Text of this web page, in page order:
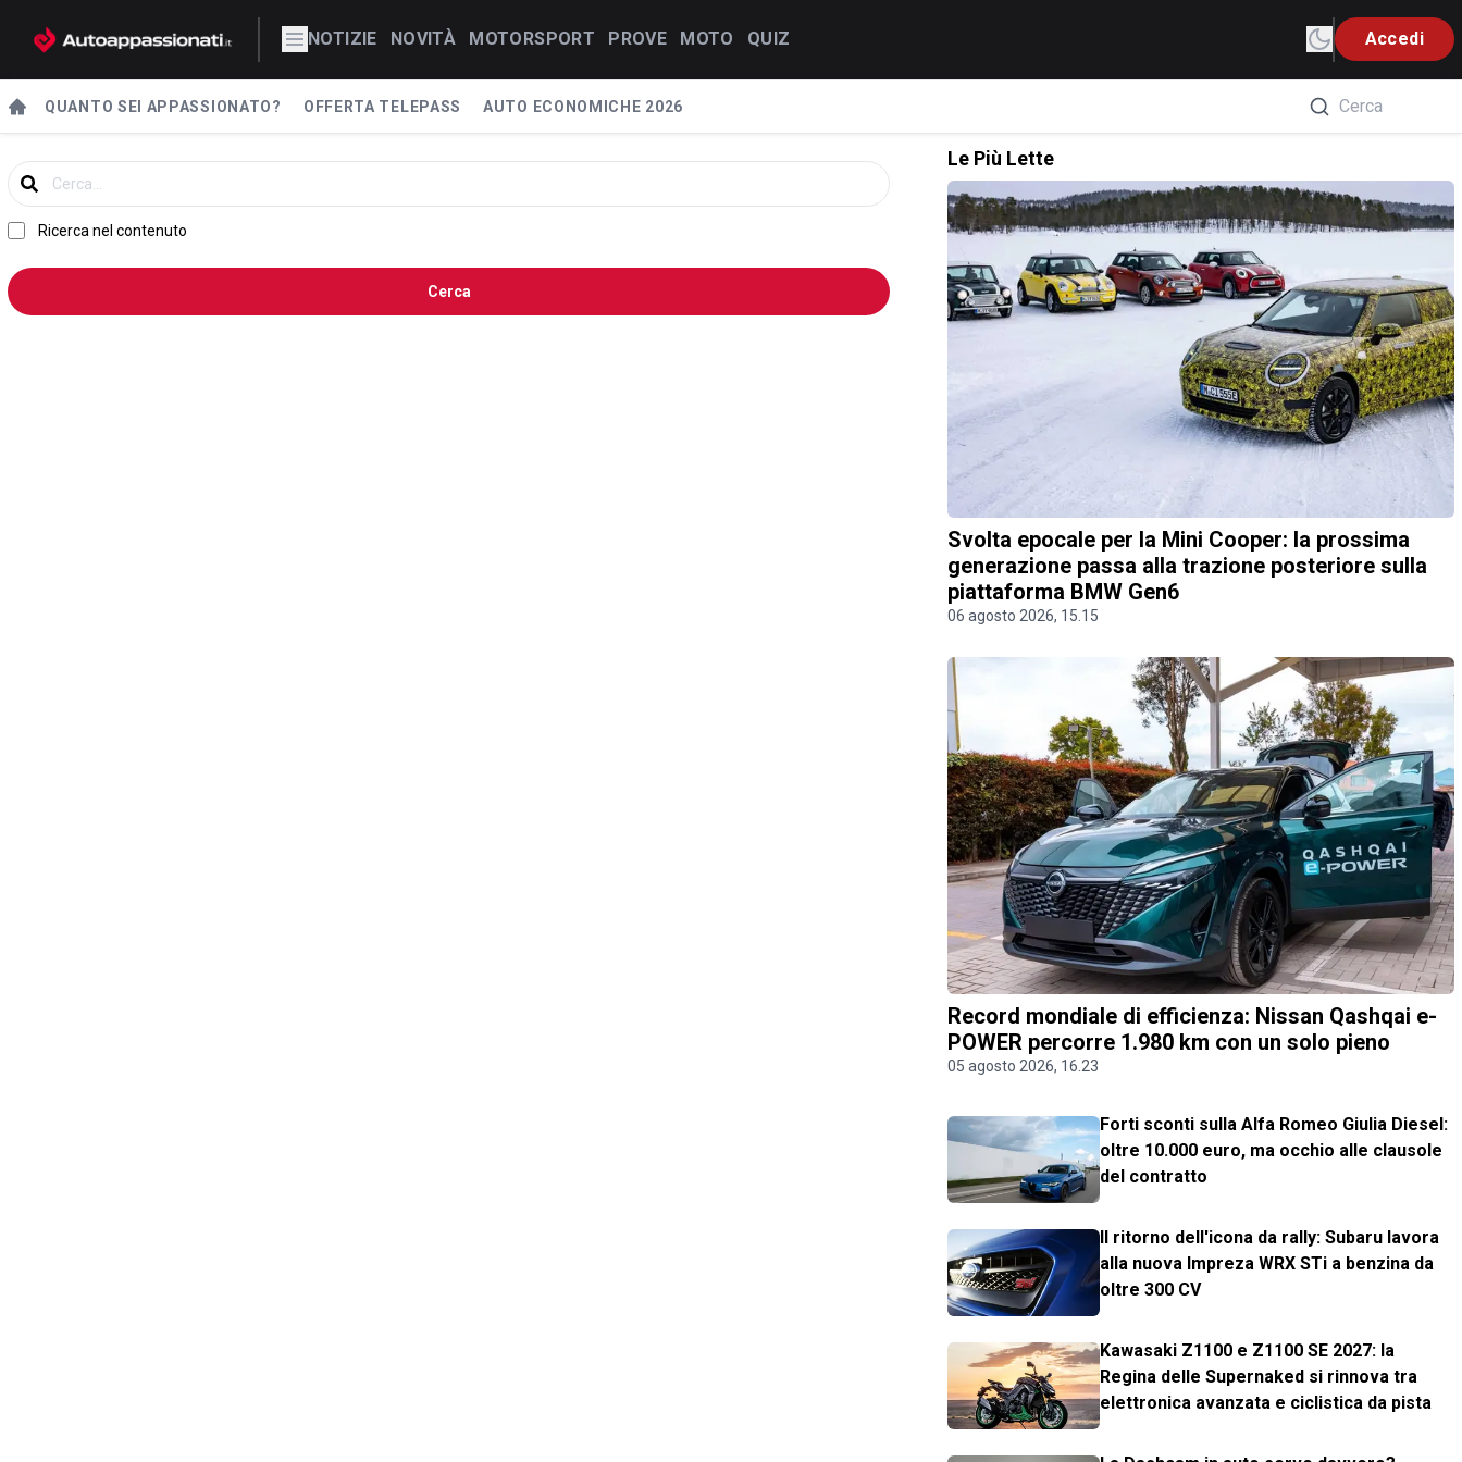
NOTIZIE NOVITÀ MOTORSPORT PROVE MOTO QUIZ Accedi
QUANTO SEI APPASSIONATO? OFFERTA TELEPASS AUTO ECONOMICHE 2026
Ricerca nel contenuto
Cerca
Le Più Lette
Svolta epocale per la Mini Cooper: la prossima
generazione passa alla trazione posteriore sulla
piattaforma BMW Gen6
06 agosto 2026, 15.15
Record mondiale di efficienza: Nissan Qashqai e-
POWER percorre 1.980 km con un solo pieno
05 agosto 2026, 16.23
Forti sconti sulla Alfa Romeo Giulia Diesel:
oltre 10.000 euro, ma occhio alle clausole
del contratto
Il ritorno dell'icona da rally: Subaru lavora
alla nuova Impreza WRX STi a benzina da
oltre 300 CV
Kawasaki Z1100 e Z1100 SE 2027: la
Regina delle Supernaked si rinnova tra
elettronica avanzata e ciclistica da pista